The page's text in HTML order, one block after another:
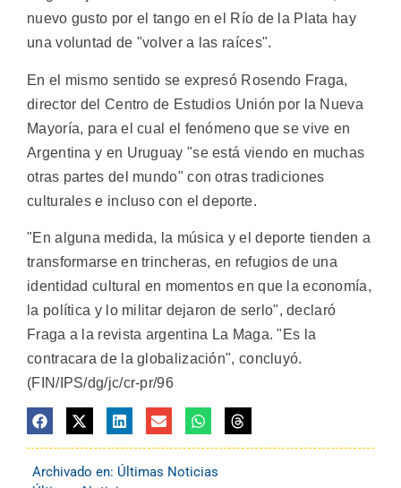
nuevo gusto por el tango en el Río de la Plata hay
una voluntad de "volver a las raíces".
En el mismo sentido se expresó Rosendo Fraga,
director del Centro de Estudios Unión por la Nueva
Mayoría, para el cual el fenómeno que se vive en
Argentina y en Uruguay "se está viendo en muchas
otras partes del mundo" con otras tradiciones
culturales e incluso con el deporte.
"En alguna medida, la música y el deporte tienden a
transformarse en trincheras, en refugios de una
identidad cultural en momentos en que la economía,
la política y lo militar dejaron de serlo", declaró
Fraga a la revista argentina La Maga. "Es la
contracara de la globalización", concluyó.
(FIN/IPS/dg/jc/cr-pr/96
Archivado en: Últimas Noticias